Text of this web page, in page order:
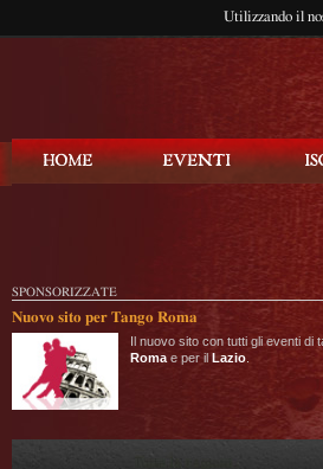
Utilizzando il
SPONSORIZZATE
Nuovo sito per Tango Roma
Il nuovo sito con tutti gli eventi di
Roma e per il Lazio